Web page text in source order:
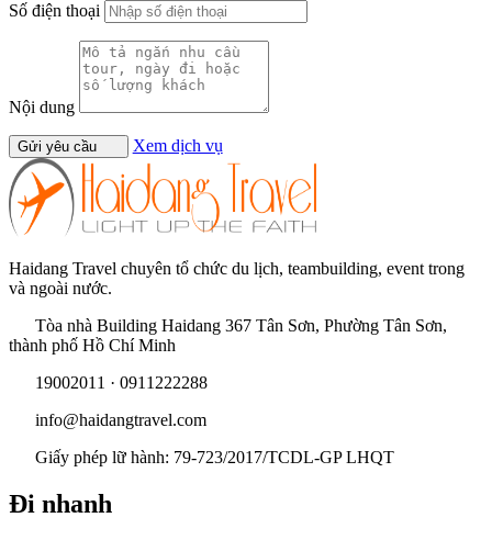
Số điện thoại
Nội dung
Gửi yêu cầu Xem dịch vụ
Haidang Travel chuyên tổ chức du lịch, teambuilding, event trong
và ngoài nước.
Tòa nhà Building Haidang 367 Tân Sơn, Phường Tân Sơn,
thành phố Hồ Chí Minh
19002011 · 0911222288
info@haidangtravel.com
Giấy phép lữ hành: 79-723/2017/TCDL-GP LHQT
Đi nhanh